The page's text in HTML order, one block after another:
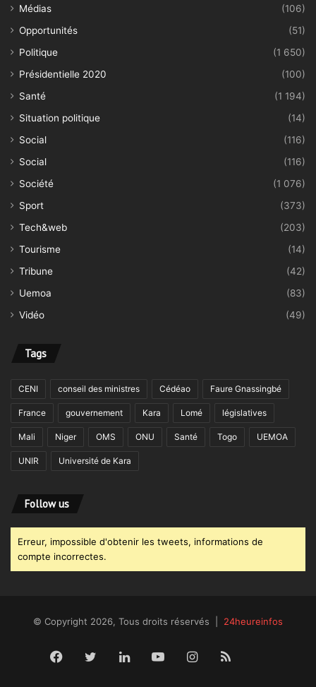
Médias
(106)
Opportunités
(51)
Politique
(1 650)
Présidentielle 2020
(100)
Santé
(1 194)
Situation politique
(14)
Social
(116)
Social
(116)
Société
(1 076)
Sport
(373)
Tech&web
(203)
Tourisme
(14)
Tribune
(42)
Uemoa
(83)
Vidéo
(49)
Tags
CENI conseil des ministres Cédéao Faure Gnassingbé
France gouvernement Kara Lomé législatives
Mali Niger OMS ONU Santé Togo UEMOA
UNIR Université de Kara
Follow us
Erreur, impossible d'obtenir les tweets, informations de
compte incorrectes.
© Copyright 2026, Tous droits réservés | 24heureinfos
Facebook
TwitterLinkedinYouTubeInstagram